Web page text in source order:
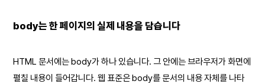
body는 한 페이지의 실제 내용을 담습니다
HTML 문서에는 body가 하나 있습니다. 그 안에는 브라우저가 화면에
펼칠 내용이 들어갑니다. 웹 표준은 body를 문서의 내용 자체를 나타